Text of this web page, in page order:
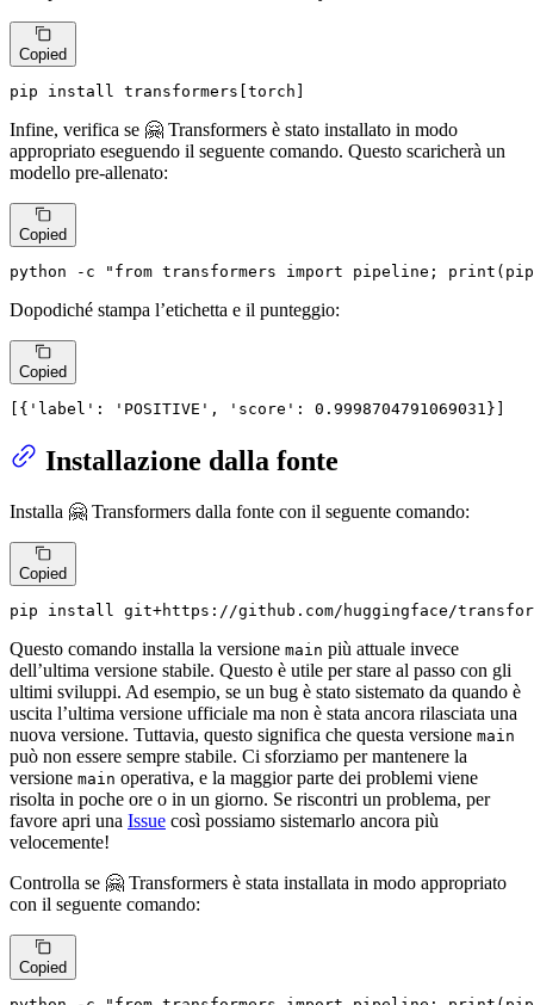
Copied
pip install transformers[torch]
Infine, verifica se 🤗 Transformers è stato installato in modo
appropriato eseguendo il seguente comando. Questo scaricherà un
modello pre-allenato:
Copied
python -c "from transformers import pipeline;
Dopodiché stampa l’etichetta e il punteggio:
Copied
[{ 'label' : 'POSITIVE' , 'score' : 0.9998704791069031}]
Installazione dalla fonte
Installa 🤗 Transformers dalla fonte con il seguente comando:
Copied
pip install git+https://github.com/huggingface/
Questo comando installa la versione main più attuale invece
dell’ultima versione stabile. Questo è utile per stare al passo con gli
ultimi sviluppi. Ad esempio, se un bug è stato sistemato da quando è
uscita l’ultima versione ufficiale ma non è stata ancora rilasciata una
nuova versione. Tuttavia, questo significa che questa versione main
può non essere sempre stabile. Ci sforziamo per mantenere la
versione main operativa, e la maggior parte dei problemi viene
risolta in poche ore o in un giorno. Se riscontri un problema, per
favore apri una Issue così possiamo sistemarlo ancora più
velocemente!
Controlla se 🤗 Transformers è stata installata in modo appropriato
con il seguente comando:
Copied